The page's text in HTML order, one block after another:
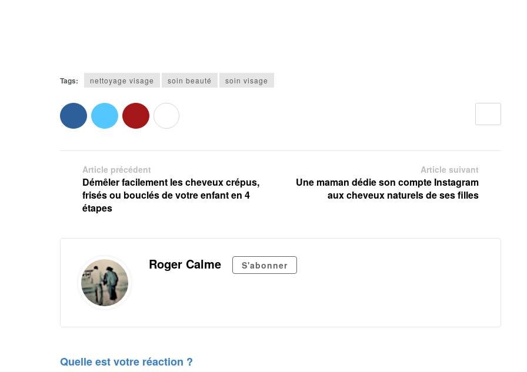
Tags: nettoyage visage soin beauté soin visage
Article précédent
Démêler facilement les cheveux crépus,
frisés ou bouclés de votre enfant en 4
étapes
Article suivant
Une maman dédie son compte Instagram
aux cheveux naturels de ses filles
Roger Calme S'abonner
Quelle est votre réaction ?